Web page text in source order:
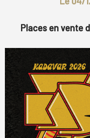
Places en vente